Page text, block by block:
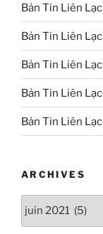
Bản Tin Liên
Bản Tin Liên
Bản Tin Liên
Bản Tin Liên
Bản Tin Liên
ARCHIVES
Archives